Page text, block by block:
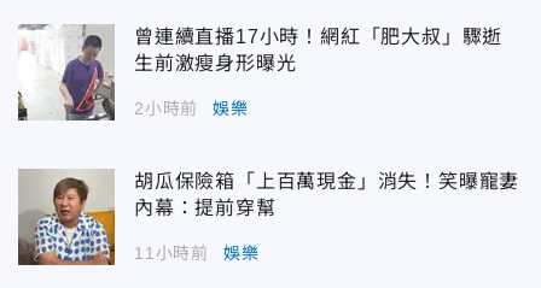
曾連續直播17小時！網紅「肥大叔」驟逝
生前激瘦身形曝光
2小時前 娛樂
胡瓜保險箱「上百萬現金」消失！笑曝寵妻
內幕：提前穿幫
11小時前 娛樂